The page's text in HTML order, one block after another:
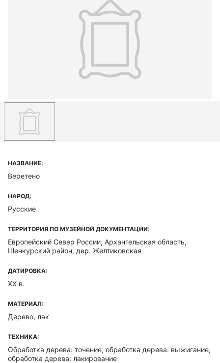
НАЗВАНИЕ:
Веретено
НАРОД:
Русские
ТЕРРИТОРИЯ ПО МУЗЕЙНОЙ ДОКУМЕНТАЦИИ:
Европейский Север России, Архангельская область,
Шенкурский район, дер. Желтиковская
ДАТИРОВКА:
XX в.
МАТЕРИАЛ:
Дерево, лак
ТЕХНИКА:
Обработка дерева: точение; обработка дерева: выжигание;
обработка дерева: лакирование